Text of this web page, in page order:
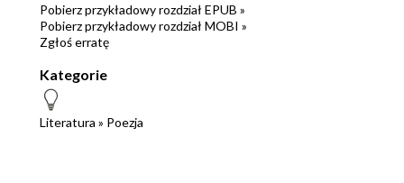
Pobierz przykładowy rozdział EPUB »
Pobierz przykładowy rozdział MOBI »
Zgłoś erratę
Kategorie
Literatura » Poezja